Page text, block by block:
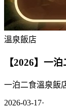
溫泉飯店
【2026】一
一泊二食溫泉飯
2026-03-17·